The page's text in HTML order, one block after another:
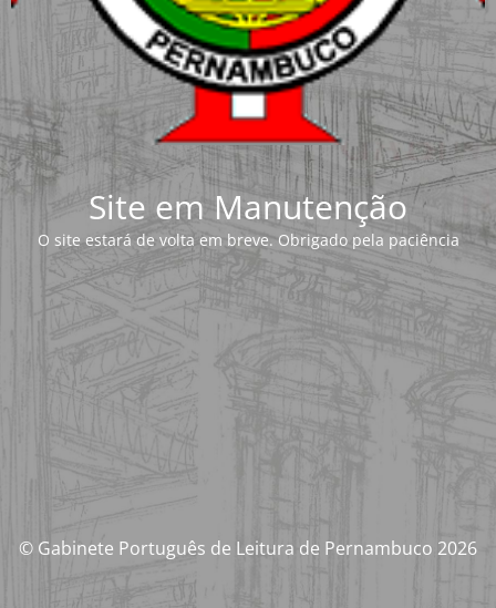
Site em Manutenção
O site estará de volta em breve. Obrigado pela paciência
© Gabinete Português de Leitura de Pernambuco 2026